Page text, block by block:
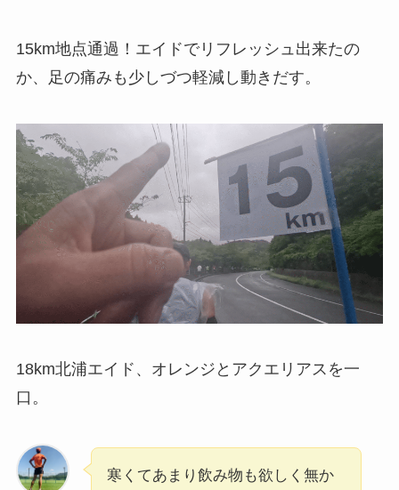
15km地点通過！エイドでリフレッシュ出来たの
か、足の痛みも少しづつ軽減し動きだす。
18km北浦エイド、オレンジとアクエリアスを一
口。
寒くてあまり飲み物も欲しく無か